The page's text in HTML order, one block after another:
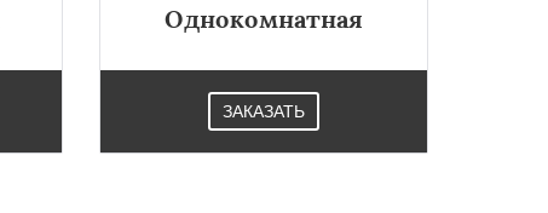
Однокомнатная
ЗАКАЗАТЬ